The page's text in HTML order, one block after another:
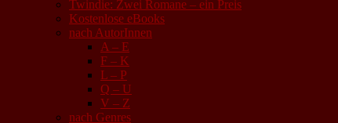
Twindie: Zwei Romane – ein Preis
Kostenlose eBooks
nach AutorInnen
A – E
F – K
L – P
Q – U
V – Z
nach Genres